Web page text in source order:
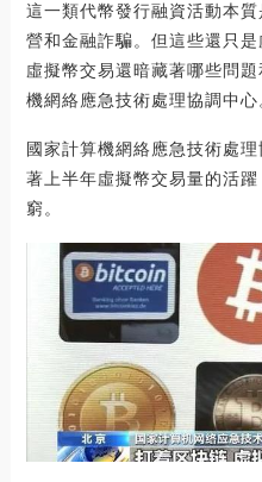
這一類代幣發行融資活動本
營和金融詐騙。但這些還只
虛擬幣交易還暗藏著哪些問
機網絡應急技術處理協調中心
國家計算機網絡應急技術處
著上半年虛擬幣交易量的活
窮。